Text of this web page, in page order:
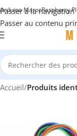
Passer à la navigation
Passer au contenu
Arduino MarocRaspberry
Accueil/Produits